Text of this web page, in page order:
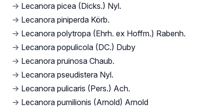
→ Lecanora picea (Dicks.) Nyl.
→ Lecanora piniperda Körb.
→ Lecanora polytropa (Ehrh. ex Hoffm.) Rabenh.
→ Lecanora populicola (DC.) Duby
→ Lecanora pruinosa Chaub.
→ Lecanora pseudistera Nyl.
→ Lecanora pulicaris (Pers.) Ach.
→ Lecanora pumilionis (Arnold) Arnold